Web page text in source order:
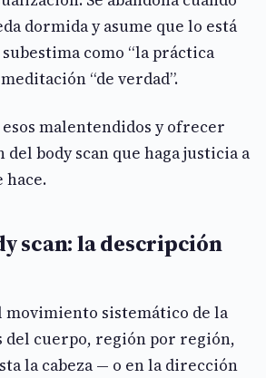
dormida y asume que lo está
como “la práctica
“de verdad”.
malentendidos y ofrecer
body scan que haga justicia a
hace.
scan: la descripción
movimiento sistemático de la
del cuerpo, región por región,
la cabeza — o en la dirección